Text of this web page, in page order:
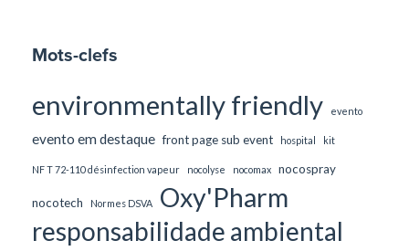
Mots-clefs
environmentally friendly evento
evento em destaque front page sub event hospital kit
NF T 72-110 désinfection vapeur nocolyse nocomax nocospray
nocotech Normes DSVA
Oxy'Pharm
responsabilidade ambiental